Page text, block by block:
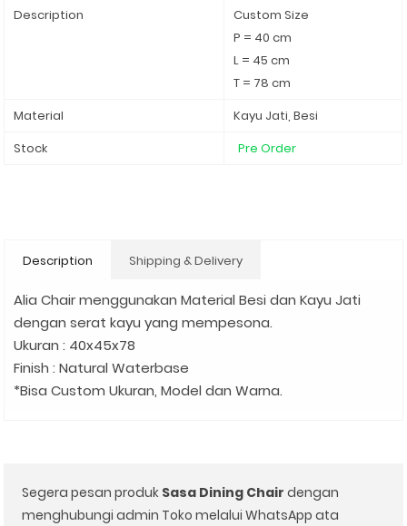
Description
Custom Size
P = 40 cm
L = 45 cm
T = 78 cm
Material
Kayu Jati, Besi
Stock
Pre Order
Description Shipping & Delivery
Alia Chair menggunakan Material Besi dan Kayu Jati
dengan serat kayu yang mempesona.
Ukuran : 40x45x78
Finish : Natural Waterbase
*Bisa Custom Ukuran, Model dan Warna.
Segera pesan produk Sasa Dining Chair dengan
menghubungi admin Toko melalui WhatsApp ata